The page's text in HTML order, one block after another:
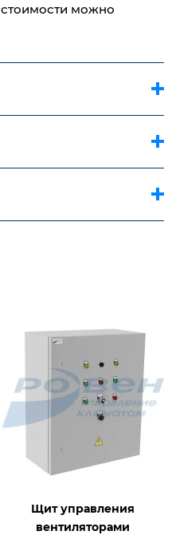
можно
Щит управления
вентиляторами